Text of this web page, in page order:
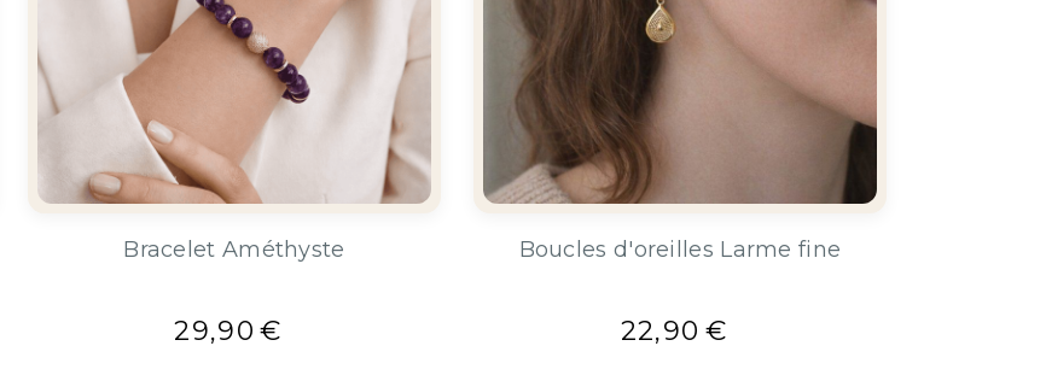
Bracelet Améthyste
29,90 €
Boucles d'oreilles Larme fine
22,90 €